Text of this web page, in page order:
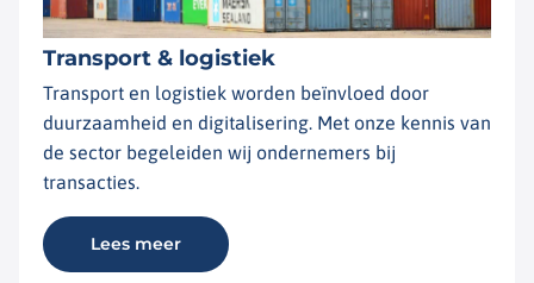
Transport & logistiek
Transport en logistiek worden beïnvloed door
duurzaamheid en digitalisering. Met onze kennis van
de sector begeleiden wij ondernemers bij
transacties.
Lees meer